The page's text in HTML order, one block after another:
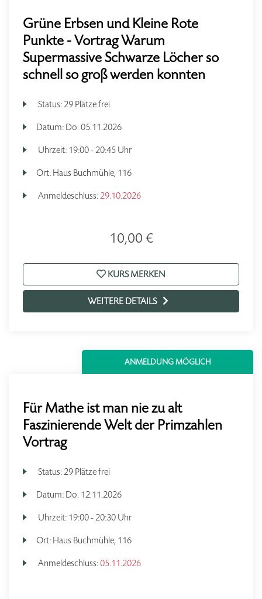
Grüne Erbsen und Kleine Rote
Punkte - Vortrag Warum
Supermassive Schwarze Löcher so
schnell so groß werden konnten
Status:29 Plätze frei
Datum: Do. 05.11.2026
Uhrzeit: 19:00 - 20:45 Uhr
Ort: Haus Buchmühle, 116
Anmeldeschluss:29.10.2026
10,00 €
KURS MERKEN
WEITERE DETAILS
ANMELDUNG MÖGLICH
Für Mathe ist man nie zu alt
Faszinierende Welt der Primzahlen
Vortrag
Status:29 Plätze frei
Datum: Do. 12.11.2026
Uhrzeit: 19:00 - 20:30 Uhr
Ort: Haus Buchmühle, 116
Anmeldeschluss:05.11.2026